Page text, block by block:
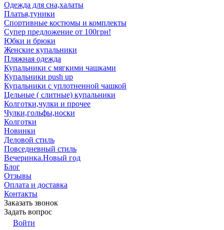
Одежда для сна,халаты
Платья,туники
Спортивные костюмы и комплекты
Супер предложение от 100грн!
Юбки и брюки
Женские купальники
Пляжная одежда
Купальники с мягкими чашками
Купальники push up
Купальники с уплотненной чашкой
Цельные ( слитные) купальники
Колготки,чулки и прочее
Чулки,гольфы,носки
Колготки
Новинки
Деловой стиль
Повседневный стиль
Вечеринка.Новый год
Блог
Отзывы
Оплата и доставка
Контакты
Заказать звонок
Задать вопрос
Войти